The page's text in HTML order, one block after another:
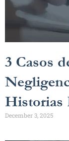
3 Casos
Historias
December 3, 2025